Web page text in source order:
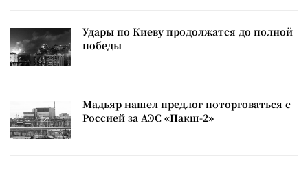
Удары по Киеву продолжатся до полной
победы
Мадьяр нашел предлог поторговаться с
Россией за АЭС «Пакш-2»